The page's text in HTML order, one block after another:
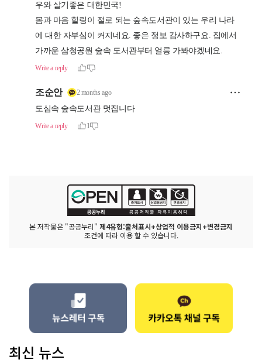
본 저작물은 "공공누리" 제4유형:출처표시+상업적 이용금지+변경금지
조건에 따라 이용 할 수 있습니다.
최신 뉴스